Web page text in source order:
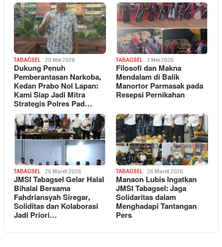
TABAGSEL 20 Mei 2026
Dukung Penuh
Pemberantasan Narkoba,
Kedan Prabo Nol Lapan:
Kami Siap Jadi Mitra
Strategis Polres Pad…
TABAGSEL 2 Mei 2026
Filosofi dan Makna
Mendalam di Balik
Manortor Parmasak pada
Resepsi Pernikahan
TABAGSEL 26 Maret 2026
JMSI Tabagsel Gelar Halal
Bihalal Bersama
Fahdriansyah Siregar,
Soliditas dan Kolaborasi
Jadi Priori…
TABAGSEL 26 Maret 2026
Manaon Lubis Ingatkan
JMSI Tabagsel: Jaga
Solidaritas dalam
Menghadapi Tantangan
Pers